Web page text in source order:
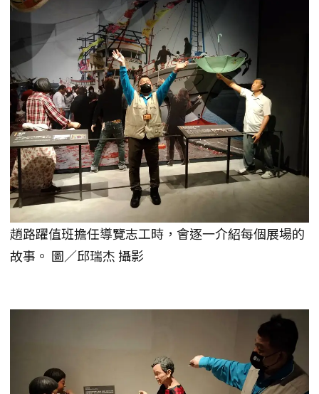
趙路躍值班擔任導覽志工時，會逐一介紹每個展場的
故事。 圖／邱瑞杰 攝影